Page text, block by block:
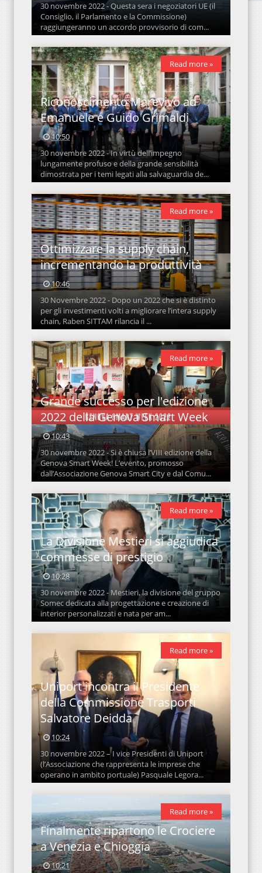
30 novembre 2022 - Questa sera i negoziatori UE (il
Consiglio, il Parlamento e la Commissione)
raggiungeranno un accordo provvisorio di com...
Riconoscimento Marevivo ad
Emanuele e Guido Grimaldi
10:50
30 novembre 2022 - In virtù dell’impegno
lungamente profuso e della grande sensibilità
dimostrata per i temi legati alla salvaguardia de...
Read more »
Ottimizzare la supply chain,
incrementando la produttività
10:46
30 Novembre 2022 - Dopo un 2022 che si è distinto
per gli investimenti volti a migliorare l’intera supply
chain, Raben SITTAM rilancia il ...
Read more »
Grande successo per l'edizione
2022 della Genova Smart Week
10:43
30 novembre 2022 - Si è chiusa l’VIII edizione della
Genova Smart Week! L’evento, promosso
dall’Associazione Genova Smart City e dal Comu...
Read more »
La Divisione Mestieri si aggiudica
commesse di prestigio
10:28
30 novembre 2022 - Mestieri, la divisione del gruppo
Somec dedicata alla progettazione e creazione di
interior personalizzati e nata per am...
Read more »
Uniport incontra il Presidente
della Commissione Trasporti
Salvatore Deidda
10:24
30 novembre 2022 – I vice Presidenti di Uniport
(l’Associazione che rappresenta le imprese che
operano in ambito portuale) Pasquale Legora...
Read more »
Finalmente ripartono le Crociere
a Venezia e Chioggia
10:21
Read more »